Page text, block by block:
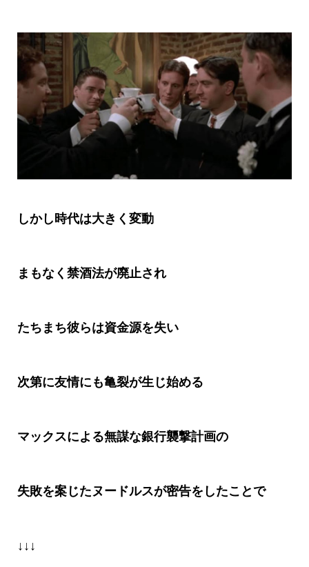
しかし時代は大きく変動
まもなく禁酒法が廃止され
たちまち彼らは資金源を失い
次第に友情にも亀裂が生じ始める
マックスによる無謀な銀行襲撃計画の
失敗を案じたヌードルスが密告をしたことで
↓↓↓